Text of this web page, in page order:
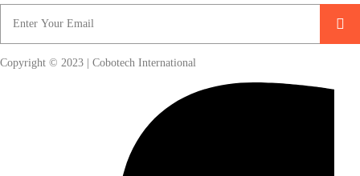
Copyright © 2023 | Cobotech International